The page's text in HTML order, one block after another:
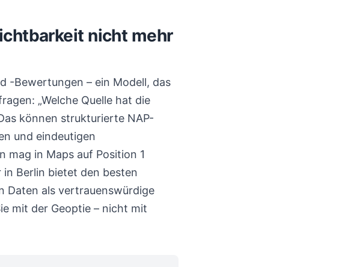
nicht mehr
-Bewertungen – ein Modell, das
„Welche Quelle hat die
können strukturierte NAP-
und eindeutigen
mag in Maps auf Position 1
in Berlin bietet den besten
Daten als vertrauenswürdige
mit der Geoptie – nicht mit